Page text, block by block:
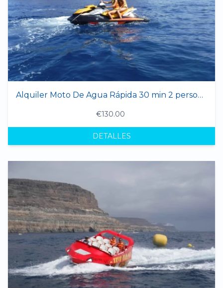
Alquiler Moto De Agua Rápida 30 min 2 personas
€130.00
DETALLES